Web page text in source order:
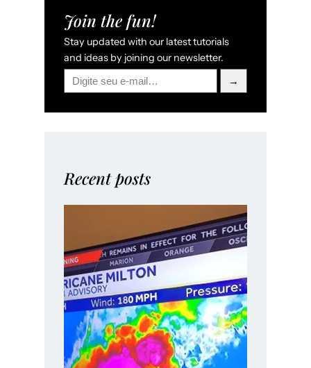
Join the fun!
Stay updated with our latest tutorials
and ideas by joining our newsletter.
Digite seu e-mail…
→
Recent posts